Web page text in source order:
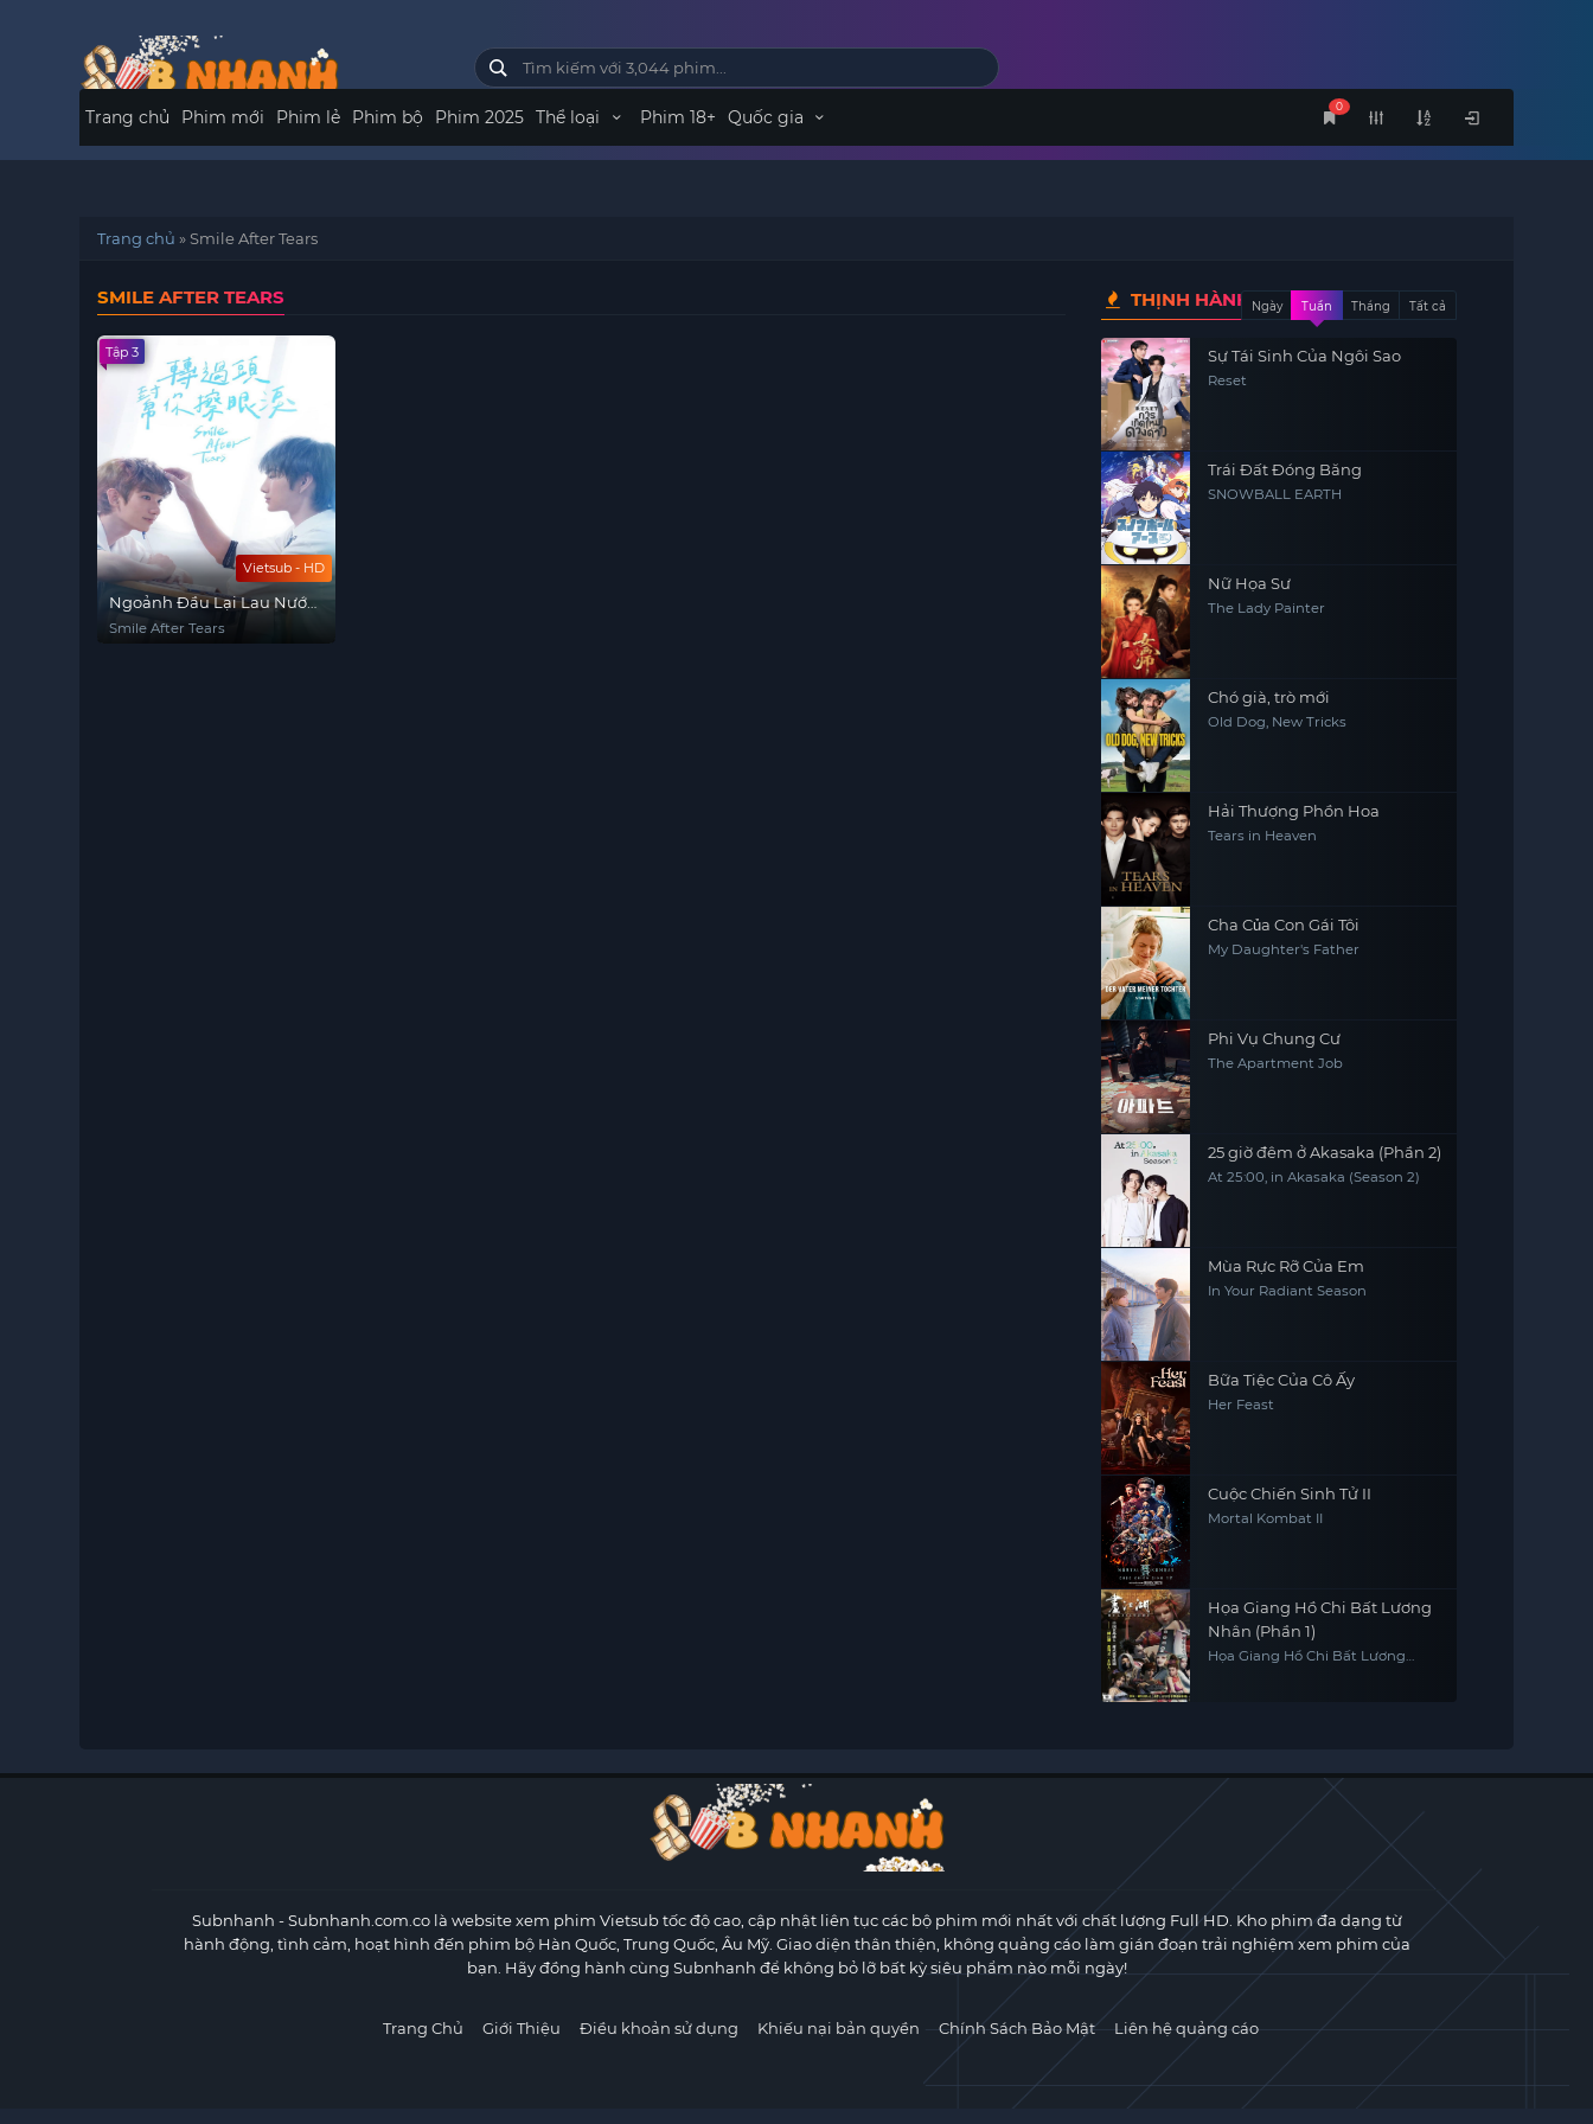
0
Trang chủ Phim mới Phim lẻ Phim bộ Phim 2025 Thể loại Phim 18+ Quốc gia
Trang chủ »Smile After Tears
SMILE AFTER TEARS
Vietsub - HD
Tập 3
Ngoảnh Đầu Lại Lau Nước
Mắt Cho Cậu
Smile After Tears
THỊNH HÀNHNgày Tuần Tháng Tất cả
Sự Tái Sinh Của Ngôi Sao
Reset
Trái Đất Đóng Băng
SNOWBALL EARTH
Nữ Họa Sư
The Lady Painter
Chó già, trò mới
Old Dog, New Tricks
Hải Thượng Phồn Hoa
Tears in Heaven
Cha Của Con Gái Tôi
My Daughter's Father
Phi Vụ Chung Cư
The Apartment Job
25 giờ đêm ở Akasaka (Phần 2)
At 25:00, in Akasaka (Season 2)
Mùa Rực Rỡ Của Em
In Your Radiant Season
Bữa Tiệc Của Cô Ấy
Her Feast
Cuộc Chiến Sinh Tử II
Mortal Kombat II
Họa Giang Hồ Chi Bất Lương
Nhân (Phần 1)
Họa Giang Hồ Chi Bất Lương
Subnhanh - Subnhanh.com.co là website xem phim Vietsub tốc độ cao, cập nhật liên tục các bộ phim mới nhất với chất lượng Full HD. Kho phim đa dạng từ
hành động, tình cảm, hoạt hình đến phim bộ Hàn Quốc, Trung Quốc, Âu Mỹ. Giao diện thân thiện, không quảng cáo làm gián đoạn trải nghiệm xem phim của
bạn. Hãy đồng hành cùng Subnhanh để không bỏ lỡ bất kỳ siêu phẩm nào mỗi ngày!
Trang Chủ Giới Thiệu Điều khoản sử dụng Khiếu nại bản quyền Chính Sách Bảo Mật Liên hệ quảng cáo